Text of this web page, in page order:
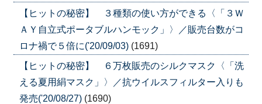
【ヒットの秘密】 ３種類の使い方ができる〈「３Ｗ
ＡＹ自立式ポータブルハンモック」〉／販売台数がコ
ロナ禍で５倍に('20/09/03) (1691)
【ヒットの秘密】 ６万枚販売のシルクマスク〈「洗
える夏用絹マスク」〉／抗ウイルスフィルター入りも
発売('20/08/27) (1690)